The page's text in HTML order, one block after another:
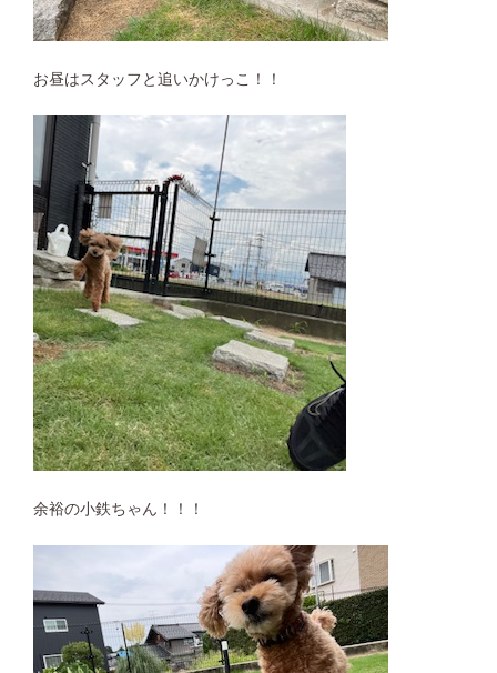
お昼はスタッフと追いかけっこ！！
余裕の小鉄ちゃん！！！